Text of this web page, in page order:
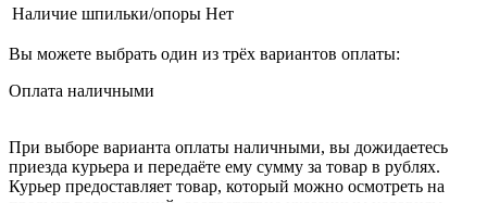
Наличие шпильки/опоры Нет
Вы можете выбрать один из трёх вариантов оплаты:
Оплата наличными
При выборе варианта оплаты наличными, вы дожидаетесь
приезда курьера и передаёте ему сумму за товар в рублях.
Курьер предоставляет товар, который можно осмотреть на